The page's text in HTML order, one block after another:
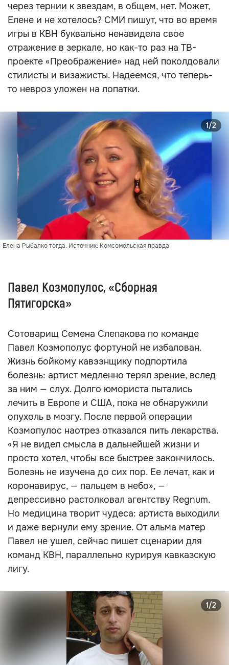
через тернии к звездам, в общем, нет. Может,
Елене и не хотелось? СМИ пишут, что во время
игры в КВН буквально ненавидела свое
отражение в зеркале, но как-то раз на ТВ-
проекте «Преображение» над ней поколдовали
стилисты и визажисты. Надеемся, что теперь-
то невроз уложен на лопатки.
Елена Рыбалко тогда. Источник: Комсомольская правда
1/2
Павел Козмопулос, «Сборная
Пятигорска»
Сотоварищ Семена Слепакова по команде
Павел Козмополус фортуной не избалован.
Жизнь бойкому кавээнщику подпортила
болезнь: артист медленно терял зрение, вслед
за ним — слух. Долго юмориста пытались
лечить в Европе и США, пока не обнаружили
опухоль в мозгу. После первой операции
Козмопулос наотрез отказался пить лекарства.
«Я не видел смысла в дальнейшей жизни и
просто хотел, чтобы все быстрее закончилось.
Болезнь не изучена до сих пор. Ее лечат, как и
коронавирус, — пальцем в небо», —
депрессивно растолковал агентству Regnum.
Но медицина творит чудеса: артиста выходили
и даже вернули ему зрение. От альма матер
Павел не ушел, сейчас пишет сценарии для
команд КВН, параллельно курируя кавказскую
лигу.
1/2